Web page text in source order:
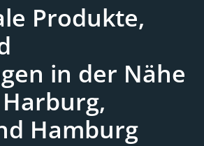
Produkte,
in der Nähe
Hamburg